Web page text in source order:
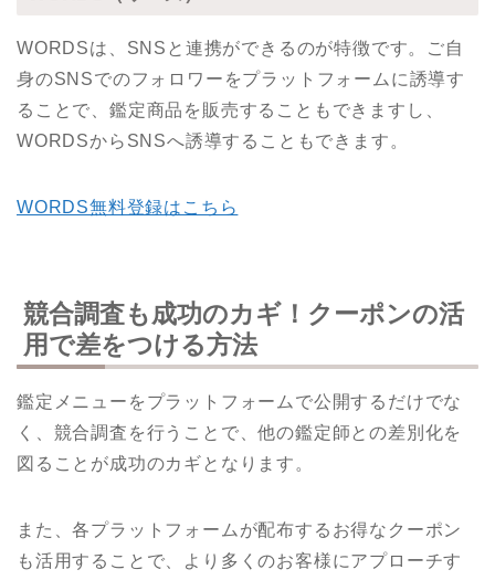
WORDSは、SNSと連携ができるのが特徴です。ご自
身のSNSでのフォロワーをプラットフォームに誘導す
ることで、鑑定商品を販売することもできますし、
WORDSからSNSへ誘導することもできます。
WORDS無料登録はこちら
競合調査も成功のカギ！クーポンの活
用で差をつける方法
鑑定メニューをプラットフォームで公開するだけでな
く、競合調査を行うことで、他の鑑定師との差別化を
図ることが成功のカギとなります。
また、各プラットフォームが配布するお得なクーポン
も活用することで、より多くのお客様にアプローチす